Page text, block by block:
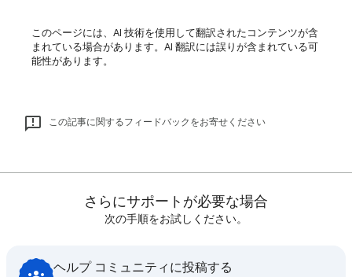
このページには、AI 技術を使用して翻訳されたコンテンツが含
まれている場合があります。AI 翻訳には誤りが含まれている可
能性があります。
この記事に関するフィードバックをお寄せください
さらにサポートが必要な場合
次の手順をお試しください。
ヘルプ コミュニティに投稿する